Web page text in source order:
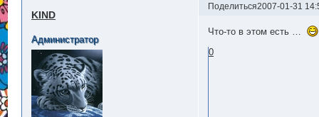
Поделиться2007-01-31
KIND
Администратор
Что-то в этом есть …
0